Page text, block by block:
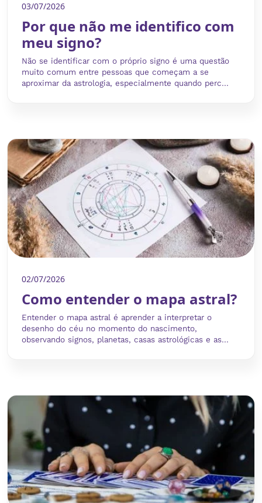
03/07/2026
Por que não me identifico com
meu signo?
Não se identificar com o próprio signo é uma questão
muito comum entre pessoas que começam a se
aproximar da astrologia, especialmente quando perc...
02/07/2026
Como entender o mapa astral?
Entender o mapa astral é aprender a interpretar o
desenho do céu no momento do nascimento,
observando signos, planetas, casas astrológicas e as...